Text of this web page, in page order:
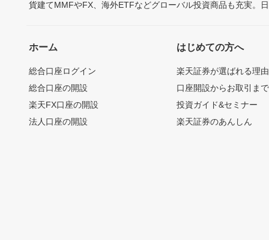
貨建てMMFやFX、海外ETFなどグローバル投資商品も充実。
ホーム
総合口座ログイン
総合口座の開設
楽天FX口座の開設
法人口座の開設
はじめての方へ
楽天証券が選ばれる理由
口座開設からお取引ま
投資ガイド&セミナー
楽天証券のあんしん